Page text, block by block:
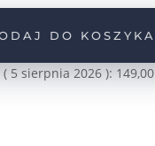
DO KOSZYKA
(5 sierpnia 2026): 149,00